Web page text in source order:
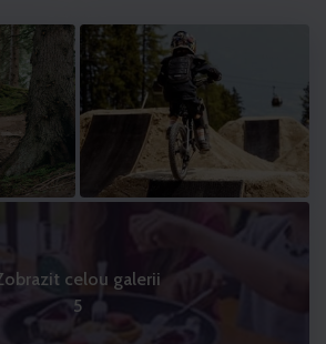
celou galerii
5